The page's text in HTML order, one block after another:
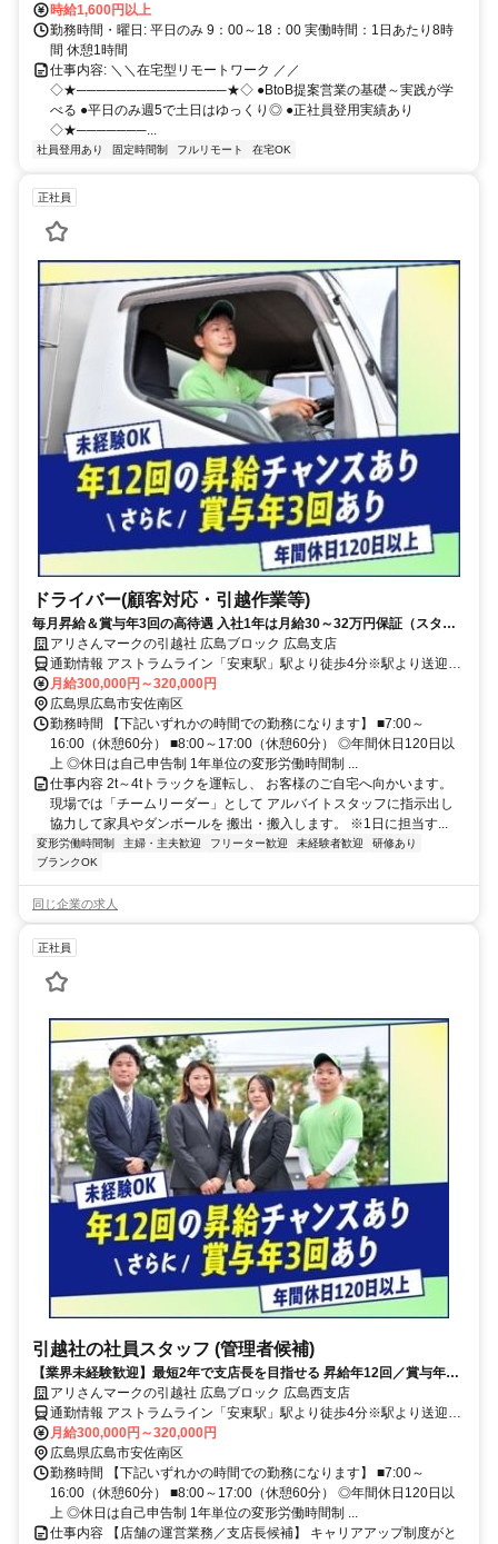
時給1,600円以上
勤務時間・曜日: 平日のみ 9：00～18：00 実働時間：1日あたり8時
間 休憩1時間
仕事内容: ＼＼在宅型リモートワーク ／／
◇★───────────────★◇ ●BtoB提案営業の基礎～実践が学
べる ●平日のみ週5で土日はゆっくり◎ ●正社員登用実績あり
◇★───────...
社員登用あり 固定時間制 フルリモート 在宅OK
正社員
ドライバー(顧客対応・引越作業等)
毎月昇給＆賞与年3回の高待遇 入社1年は月給30～32万円保証（スター
トダッシュ支援制度）
アリさんマークの引越社 広島ブロック 広島支店
通勤情報 アストラムライン「安東駅」駅より徒歩4分※駅より送迎あ
り
月給300,000円～320,000円
広島県広島市安佐南区
勤務時間 【下記いずれかの時間での勤務になります】 ■7:00～
16:00（休憩60分） ■8:00～17:00（休憩60分） ◎年間休日120日以
上 ◎休日は自己申告制 1年単位の変形労働時間制 ...
仕事内容 2t～4tトラックを運転し、 お客様のご自宅へ向かいます。
現場では「チームリーダー」として アルバイトスタッフに指示出し
協力して家具やダンボールを 搬出・搬入します。 ※1日に担当す...
変形労働時間制 主婦・主夫歓迎 フリーター歓迎 未経験者歓迎
研修あり
ブランクOK
同じ企業の求人
正社員
引越社の社員スタッフ (管理者候補)
【業界未経験歓迎】最短2年で支店長を目指せる 昇給年12回／賞与年3
回／その他手当など大手ならではの福利厚生多数あり
アリさんマークの引越社 広島ブロック 広島西支店
通勤情報 アストラムライン「安東駅」駅より徒歩4分※駅より送迎あ
り
月給300,000円～320,000円
広島県広島市安佐南区
勤務時間 【下記いずれかの時間での勤務になります】 ■7:00～
16:00（休憩60分） ■8:00～17:00（休憩60分） ◎年間休日120日以
上 ◎休日は自己申告制 1年単位の変形労働時間制 ...
仕事内容 【店舗の運営業務／支店長候補】 キャリアアップ制度がと